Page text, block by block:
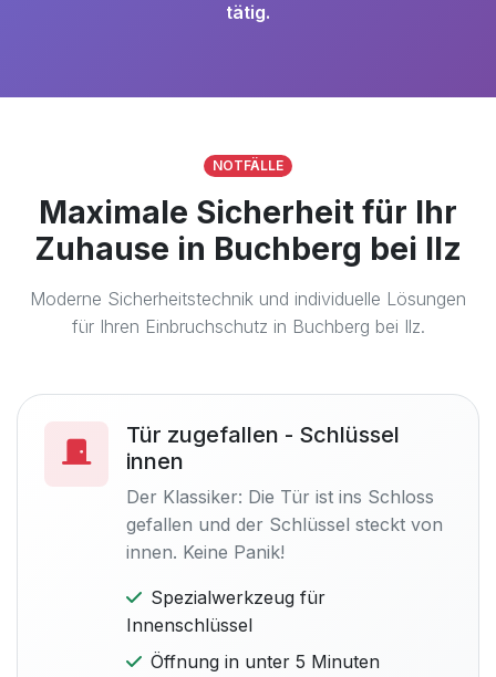
tätig.
NOTFÄLLE
Maximale Sicherheit für Ihr
Zuhause in Buchberg bei Ilz
Moderne Sicherheitstechnik und individuelle Lösungen
für Ihren Einbruchschutz in Buchberg bei Ilz.
Tür zugefallen - Schlüssel
innen
Der Klassiker: Die Tür ist ins Schloss
gefallen und der Schlüssel steckt von
innen. Keine Panik!
Spezialwerkzeug für
Innenschlüssel
Öffnung in unter 5 Minuten